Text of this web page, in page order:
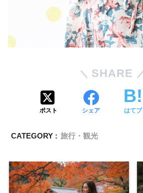
SHARE
ポスト シェア はてブ
CATEGORY : 旅行・観光